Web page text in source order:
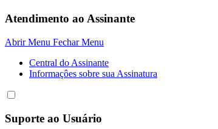
Atendimento ao Assinante
Abrir Menu Fechar Menu
Central do Assinante
Informaçôes sobre sua Assinatura
Suporte ao Usuário